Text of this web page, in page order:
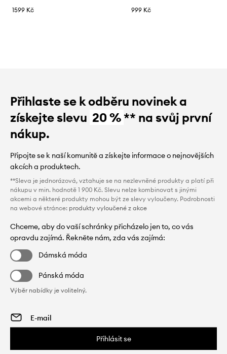
1599 Kč
999 Kč
Přihlaste se k odběru novinek a
získejte slevu 20 %** na svůj první
nákup.
Připojte se k naší komunitě a získejte informace o nejnovějších
akcích a produktech.
**Sleva je jednorázová, vztahuje se na nezlevněné produkty a platí při
nákupu v min. hodnotě 1 900 Kč. Slevu nelze kombinovat s jinými
akcemi a některé produkty mohou být ze slevy vyloučeny. Podrobnosti
na webové stránce: produkty vyloučené z akce
Chceme, aby do vaší schránky přicházelo jen to, co vás
opravdu zajímá. Řekněte nám, zda vás zajímá:
Dámská móda
Pánská móda
Výběr nabídky je volitelný.
Přihlásit se